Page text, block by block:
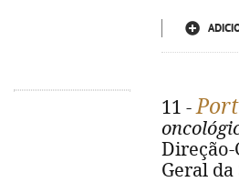
11 -
Direção-
Geral da